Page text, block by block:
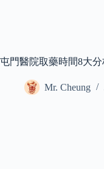
屯門醫院取藥時間8大分
Mr. Cheung